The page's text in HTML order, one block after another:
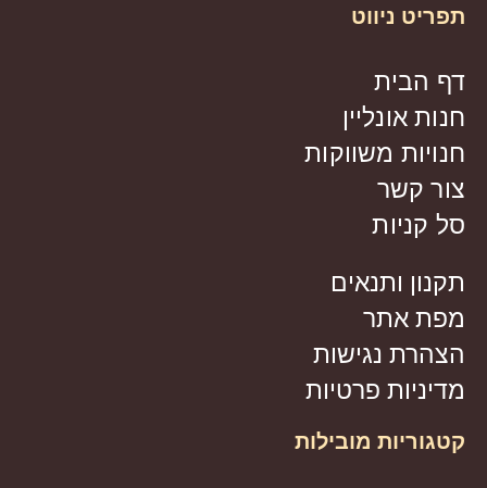
תפריט ניווט
דף הבית
חנות אונליין
חנויות משווקות
צור קשר
סל קניות
תקנון ותנאים
מפת אתר
הצהרת נגישות
מדיניות פרטיות
קטגוריות מובילות